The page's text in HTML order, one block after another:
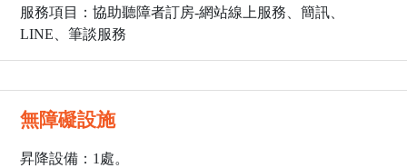
服務項目：協助聽障者訂房-網站線上服務、簡訊、
LINE、筆談服務
無障礙設施
昇降設備：1處。